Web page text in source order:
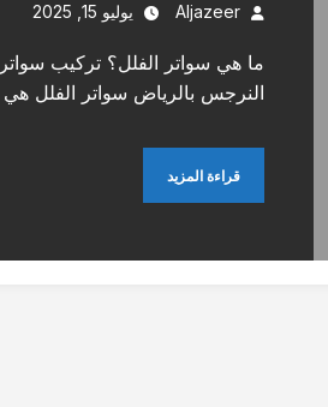
Aljazeer يوليو 15, 2025
ما هي سواتر الفلل؟ تركيب
النرجس بالرياض سواتر الفلل
قراءة المزيد